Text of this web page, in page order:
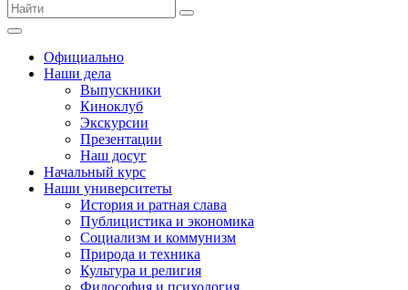
Официально
Наши дела
Выпускники
Киноклуб
Экскурсии
Презентации
Наш досуг
Начальный курс
Наши университеты
История и ратная слава
Публицистика и экономика
Социализм и коммунизм
Природа и техника
Культура и религия
Философия и психология